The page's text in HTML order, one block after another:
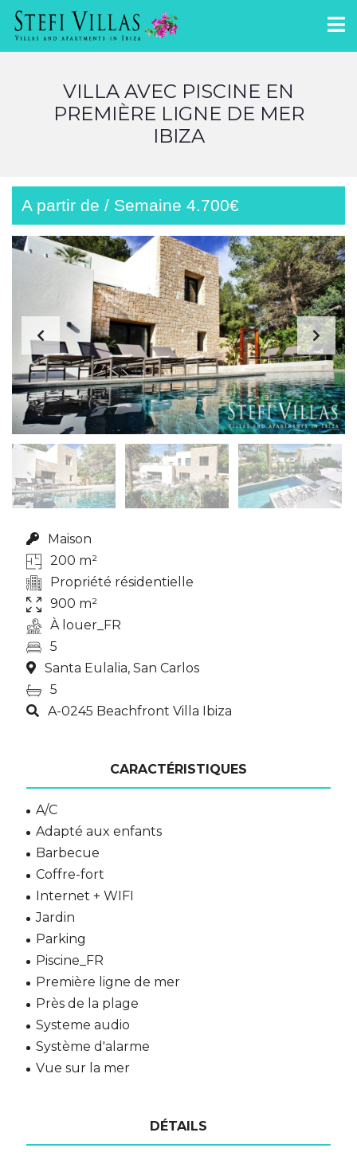
VILLA AVEC PISCINE EN
PREMIÈRE LIGNE DE MER
IBIZA
A partir de / Semaine 4.700€
Maison
200 m²
Propriété résidentielle
900 m²
À louer_FR
5
Santa Eulalia, San Carlos
5
A-0245 Beachfront Villa Ibiza
CARACTÉRISTIQUES
A/C
Adapté aux enfants
Barbecue
Coffre-fort
Internet + WIFI
Jardin
Parking
Piscine_FR
Première ligne de mer
Près de la plage
Systeme audio
Système d'alarme
Vue sur la mer
DÉTAILS